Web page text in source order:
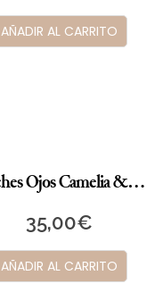
AÑADIR AL CARRITO
Parches Ojos Camelia & Ginseng
35,00€
AÑADIR AL CARRITO